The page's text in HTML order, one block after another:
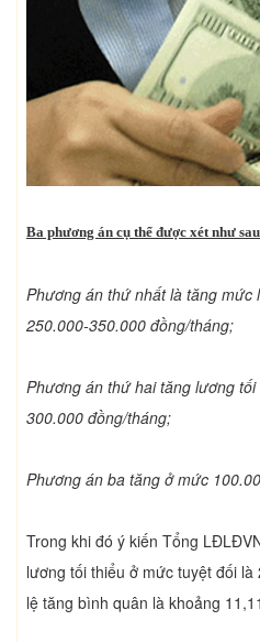
Ba phương án cụ thể được xét như
Phương án thứ nhất là tăng mức
250.000-350.000 đồng/tháng;
Phương án thứ hai tăng lương
300.000 đồng/tháng;
Phương án ba tăng ở mức
Trong khi đó ý kiến Tổng
lương tối thiểu ở mức tuyệt đối
lệ tăng bình quân là khoảng